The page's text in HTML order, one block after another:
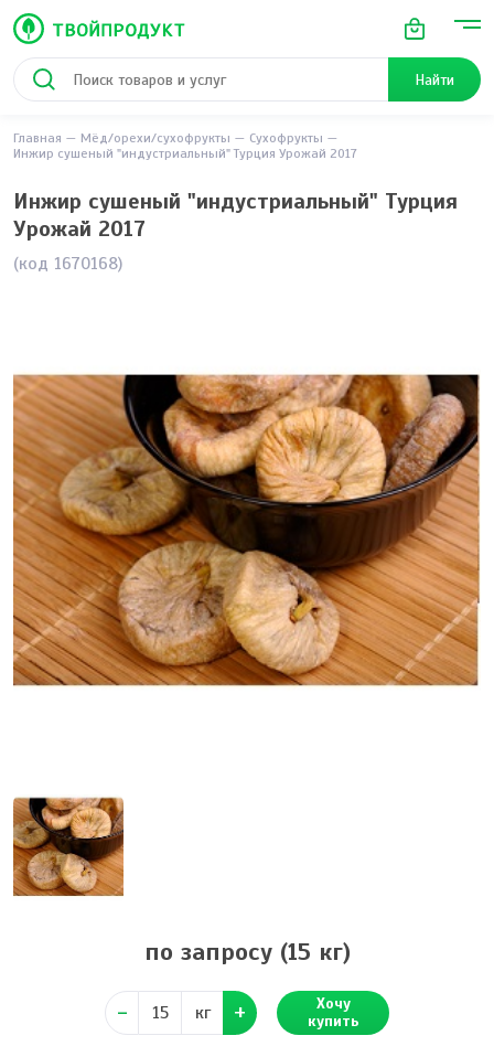
Найти
Главная Мёд/орехи/сухофрукты
Сухофрукты
Инжир сушеный "индустриальный" Турция Урожай 2017
Инжир сушеный "индустриальный" Турция
Урожай 2017
(код 1670168)
по запросу (15 кг)
кг
Хочу
купить